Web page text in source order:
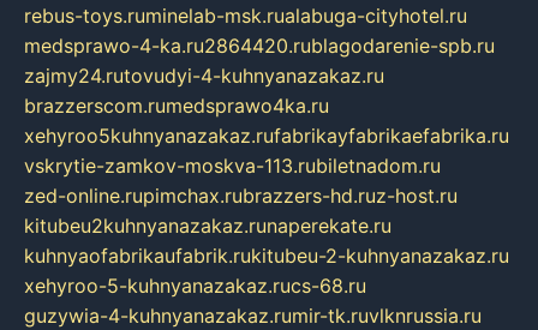
rebus-toys.ruminelab-msk.rualabuga-cityhotel.ru
medsprawo-4-ka.ru2864420.rublagodarenie-spb.ru
zajmy24.rutovudyi-4-kuhnyanazakaz.ru
brazzerscom.rumedsprawo4ka.ru
xehyroo5kuhnyanazakaz.rufabrikayfabrikaefabrika.ru
vskrytie-zamkov-moskva-113.rubiletnadom.ru
zed-online.rupimchax.rubrazzers-hd.ruz-host.ru
kitubeu2kuhnyanazakaz.runaperekate.ru
kuhnyaofabrikaufabrik.rukitubeu-2-kuhnyanazakaz.ru
xehyroo-5-kuhnyanazakaz.rucs-68.ru
guzywia-4-kuhnyanazakaz.rumir-tk.ruvlknrussia.ru